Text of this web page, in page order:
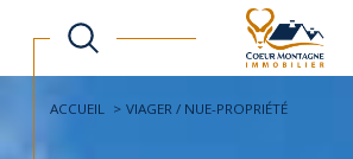
ACCUEIL VIAGER / NUE-PROPRIÉTÉ